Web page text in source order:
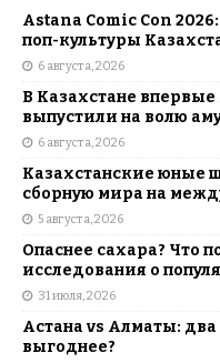
Astana Comic Con
поп-культуры
6 августа, 2026
В Казахстане впервые
выпустили на волю
6 августа, 2026
Казахстанские юные
сборную мира на
5 августа, 2026
Опаснее сахара? Что
исследования о
31 июля, 2026
Астана vs Алматы:
выгоднее?